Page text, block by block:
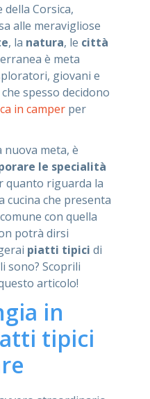
Corsica,
alle meravigliose
, la natura, le città
è meta
giovani e
spesso decidono
in camper per
nuova meta, è
le specialità
quanto riguarda la
cucina che presenta
con quella
potrà dirsi
piatti tipici di
sono? Scoprili
articolo!
in
tipici